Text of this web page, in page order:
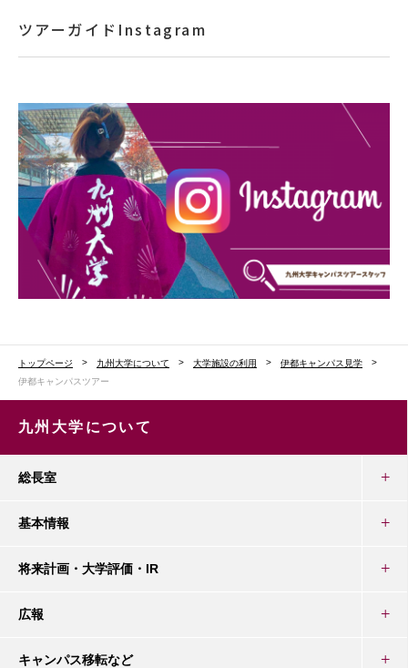
ツアーガイドInstagram
トップページ 九州大学について 大学施設の利用
伊都キャンパス見学
伊都キャンパスツアー
九州大学について
総長室
基本情報
将来計画・大学評価・IR
広報
キャンパス移転など